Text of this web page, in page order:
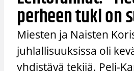
perheen tuki on
Miesten ja Naisten
juhlallisuuksissa oli
yhdistävä tekijä. Peli-